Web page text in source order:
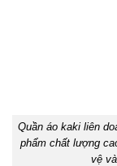
Quần áo kaki liên
phẩm chất lượng
vệ